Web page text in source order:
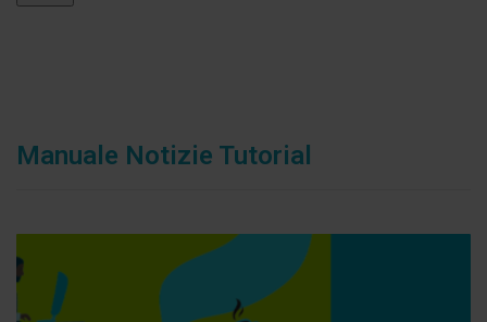
Manuale Notizie Tutorial